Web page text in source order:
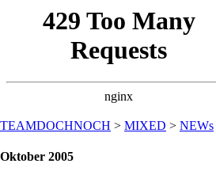
TEAMDOCHNOCH > MIXED > NEWs
Oktober 2005